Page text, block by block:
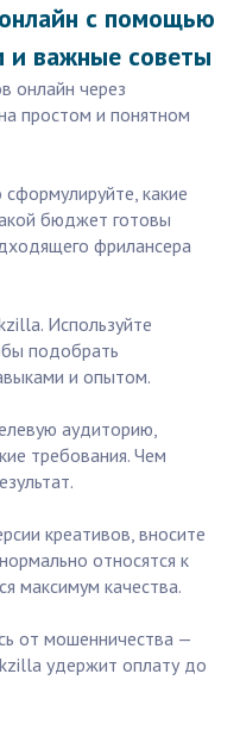
с помощью
и важные советы
онлайн через
простом и понятном
какие
бюджет готовы
фрилансера
Используйте
подобрать
и опытом.
аудиторию,
требования. Чем
креативов, вносите
относятся к
максимум качества.
от мошенничества —
удержит оплату до